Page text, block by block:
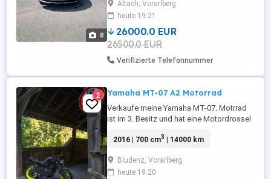
8
Discover Pro inkl. Streaming & Internet
(Touchscreen, Bluetooth, USB) LM-Felgen
18Zoll 235x55x18 Sommerreifen LM
Felgen 17Zoll ...
Altach, Vorarlberg
heute 19:21
26000.0 EUR
26500.0 EUR
Verifizierte Telefonnummer
2 Yamaha MT-07 A2 Motorrad
Verkaufe meine Yamaha MT-07. Motrrad
ist im 3. Besitz und hat eine Motordrossel
motordrossel ca. 73PS. IXIL Komplett
verbaut - somit alles legal. Griffheizung,
USB-Ladebuchse am Lenker,
2016 | 700 cm3 | 14000 km
Bludenz, Vorarlberg
heute 19:20